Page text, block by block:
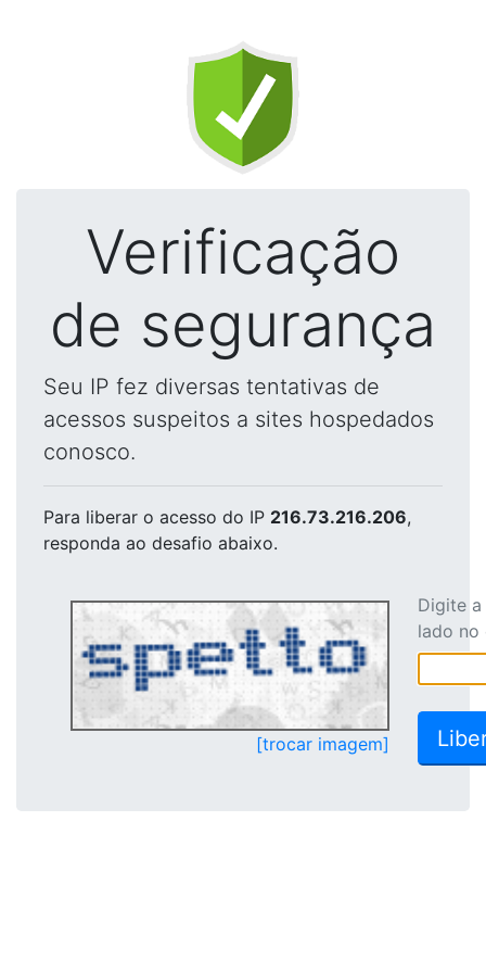
Verificação
de segurança
Seu IP fez diversas tentativas de
acessos suspeitos a sites hospedados
conosco.
Para liberar o acesso do IP 216.73.216.206,
responda ao desafio abaixo.
[trocar imagem]
Digite
lado no